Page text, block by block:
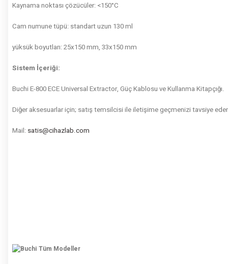
Kaynama noktası çözücüler: <150°C
Cam numune tüpü: standart uzun 130 ml
yüksük boyutları: 25x150 mm, 33x150 mm
Sistem İçeriği:
Buchi E-800 ECE Universal Extractor, Güç Kablosu ve Kullanma Kitapçığı.
Diğer aksesuarlar için; satış temsilcisi ile iletişime geçmenizi tavsiye
Mail: satis@cihazlab.com